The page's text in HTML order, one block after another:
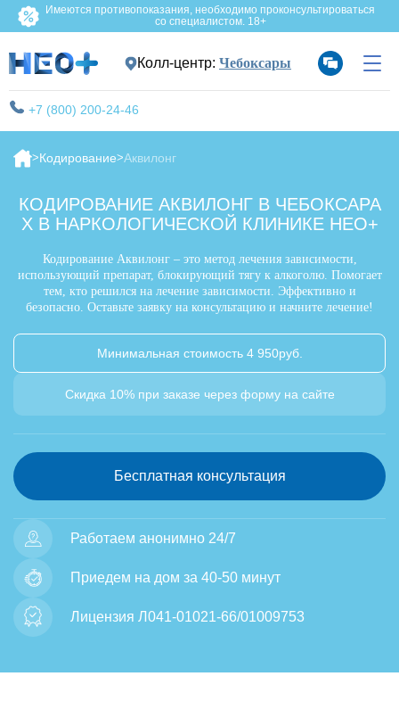
Имеются противопоказания, необходимо проконсультироваться
со специалистом. 18+
Колл-центр: Чебоксары
+7 (800) 200-24-46
Кодирование Аквилонг
КОДИРОВАНИЕ АКВИЛОНГ В ЧЕБОКСАРА
Х В НАРКОЛОГИЧЕСКОЙ КЛИНИКЕ НЕО+
Кодирование Аквилонг – это метод лечения зависимости,
использующий препарат, блокирующий тягу к алкоголю. Помогает
тем, кто решился на лечение зависимости. Эффективно и
безопасно. Оставьте заявку на консультацию и начните лечение!
Минимальная стоимость 4 950руб.
Скидка 10% при заказе через форму на сайте
Бесплатная консультация
Работаем анонимно 24/7
Приедем на дом за 40-50 минут
Лицензия Л041-01021-66/01009753